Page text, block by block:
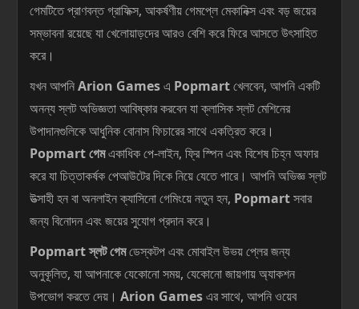
গেমটিতে প্রাণবন্ত গ্রাফিক্স, আকর্ষণীয় গেমপ্লে মেকানিক্স এবং বড় জয়ের
সম্ভাবনা রয়েছে যা খেলোয়াড়দের আরও বেশি করে ফিরে আসতে উৎসাহিত
করে।
যখন আপনিArion Gamesএ Popmartখেলবেন, আপনি একটি
অনন্য স্লট অভিজ্ঞতা আবিষ্কার করবেন যা ক্লাসিক স্লট মেশিনের
উপাদানগুলিকে আধুনিক বোনাস ফিচারের সাথে একত্রিত করে।
Popmart গেমএকাধিক পে-লাইন, ফ্রি স্পিন এবং বিশেষ চিহ্ন অফার
করে যা চিত্তাকর্ষক পেআউটের দিকে নিয়ে যেতে পারে। আপনি অভিজ্ঞ স্লট
উত্সাহী হন বা অনলাইন ক্যাসিনো গেমিংয়ে নতুন হন, Popmartসবার
জন্য বিনোদন এবং জয়ের সুযোগ প্রদান করে।
Popmart স্লট গেমডেস্কটপ এবং মোবাইল উভয় প্লের জন্য
অনুকূলিত, যা আপনাকে যেকোনো সময়, যেকোনো জায়গায় অ্যাকশন
উপভোগ করতে দেয়। Arion Gamesএর সাথে, আপনি ওয়েব